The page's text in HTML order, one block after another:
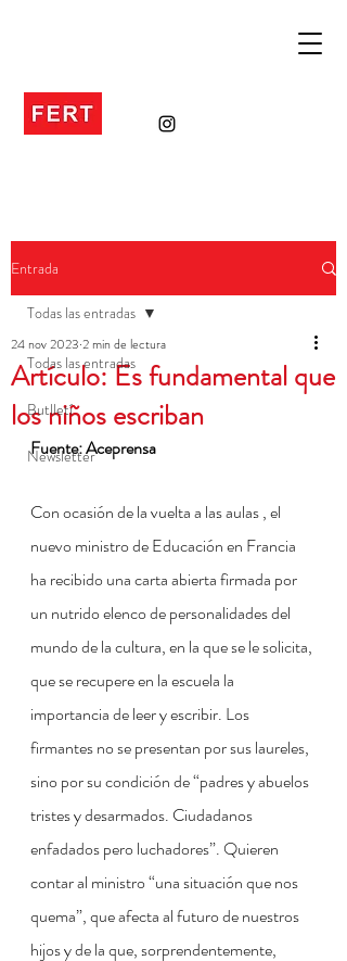
Entrada
Todas las entradas
Butlletí
Newsletter
Todas las entradas
Artículo: Es fundamental que
los niños escriban
24 nov 2023 2 min de lectura
Fuente: Aceprensa
Con ocasión de la vuelta a las aulas , el
nuevo ministro de Educación en Francia
ha recibido una carta abierta firmada por
un nutrido elenco de personalidades del
mundo de la cultura, en la que se le solicita,
que se recupere en la escuela la
importancia de leer y escribir. Los
firmantes no se presentan por sus laureles,
sino por su condición de “padres y abuelos
tristes y desarmados. Ciudadanos
enfadados pero luchadores”. Quieren
contar al ministro “una situación que nos
quema”, que afecta al futuro de nuestros
hijos y de la que, sorprendentemente,